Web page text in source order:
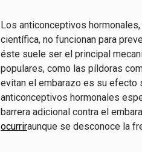
Los anticonceptivos
científica, no funcionan para
éste suele ser el principal
populares, como las píldoras
evitan el embarazo es su efecto
anticonceptivos hormonales
barrera adicional contra el
ocurriraunque se desconoce la